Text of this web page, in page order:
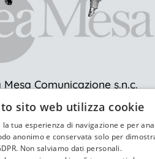
Mesa Comunicazione s.n.c.
Casalis, 5 - 10143 Torino
|
| rea: TO - 1129913
sito web utilizza cookie
tua esperienza di navigazione e per
anonimo e conservata solo per
Non salviamo dati personali.